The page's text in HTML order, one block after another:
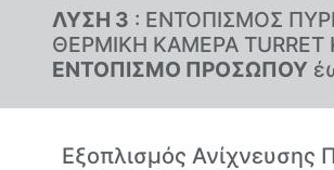
ΛΥΣΗ 3 : ΕΝΤΟΠΙΣΜΟΣ
ΘΕΡΜΙΚΗ ΚΑΜΕΡΑ TURRET
ΕΝΤΟΠΙΣΜΟ ΠΡΟΣΩΠΟΥ
Εξοπλισμός Ανίχνευσης